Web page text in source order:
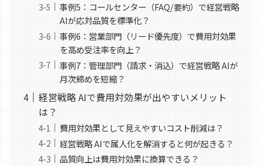
事例5：コールセンター（FAQ/要約）で経営戦略
AIが応対品質を標準化？
事例6：営業部門（リード優先度）で費用対効果
を高め受注率を向上？
事例7：管理部門（請求・消込）で経営戦略 AIが
月次締めを短縮？
経営戦略 AIで費用対効果が出やすいメリット
は？
費用対効果として見えやすいコスト削減は？
経営戦略 AIで属人化を解消すると何が起きる？
品質向上は費用対効果に換算できる？